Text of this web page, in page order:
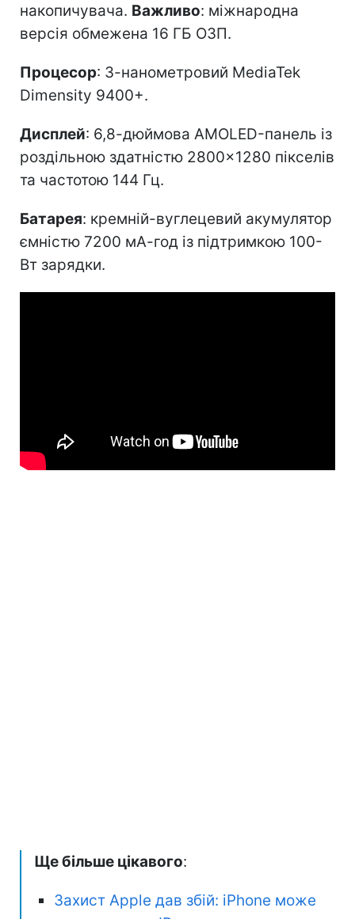
накопичувача. Важливо: міжнародна
версія обмежена 16 ГБ ОЗП.
Процесор: 3-нанометровий MediaTek
Dimensity 9400+.
Дисплей: 6,8-дюймова AMOLED-панель із
роздільною здатністю 2800×1280 пікселів
та частотою 144 Гц.
Батарея: кремній-вуглецевий акумулятор
ємністю 7200 мА-год із підтримкою 100-
Вт зарядки.
Ще більше цікавого:
Захист Apple дав збій: iPhone може